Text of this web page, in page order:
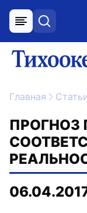
меню поиск
Главная Статьи
ПРОГНОЗ